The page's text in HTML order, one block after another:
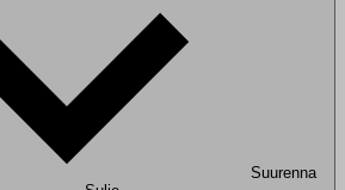
Suurenna